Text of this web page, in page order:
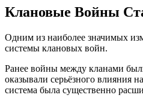
Клановые Войны
Одним из наиболее значимых
системы клановых войн.
Ранее войны между кланами
оказывали серьёзного влияния
система была существенно